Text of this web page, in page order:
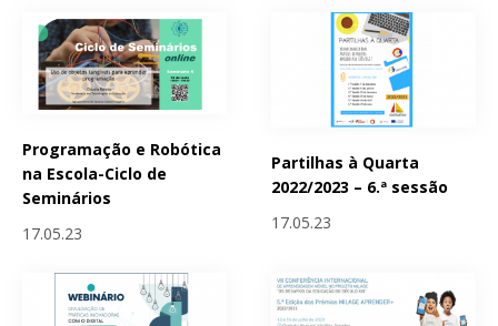
Programação e Robótica
na Escola-Ciclo de
Seminários
17.05.23
Partilhas à Quarta
2022/2023 – 6.ª sessão
17.05.23